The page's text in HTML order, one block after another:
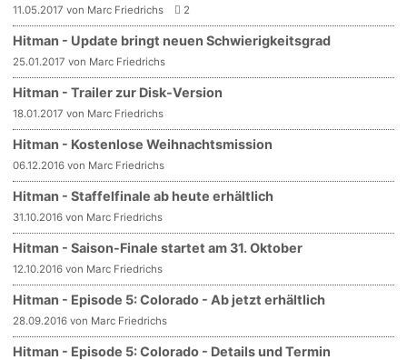
11.05.2017 von Marc Friedrichs 2
Hitman - Update bringt neuen Schwierigkeitsgrad
25.01.2017 von Marc Friedrichs
Hitman - Trailer zur Disk-Version
18.01.2017 von Marc Friedrichs
Hitman - Kostenlose Weihnachtsmission
06.12.2016 von Marc Friedrichs
Hitman - Staffelfinale ab heute erhältlich
31.10.2016 von Marc Friedrichs
Hitman - Saison-Finale startet am 31. Oktober
12.10.2016 von Marc Friedrichs
Hitman - Episode 5: Colorado - Ab jetzt erhältlich
28.09.2016 von Marc Friedrichs
Hitman - Episode 5: Colorado - Details und Termin